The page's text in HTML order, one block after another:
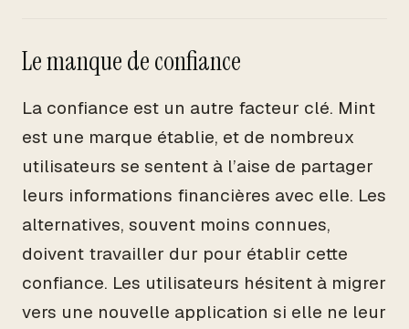
Le manque de confiance
La confiance est un autre facteur clé. Mint
est une marque établie, et de nombreux
utilisateurs se sentent à l’aise de partager
leurs informations financières avec elle. Les
alternatives, souvent moins connues,
doivent travailler dur pour établir cette
confiance. Les utilisateurs hésitent à migrer
vers une nouvelle application si elle ne leur